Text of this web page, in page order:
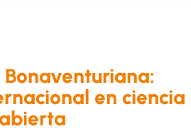
en ciencia